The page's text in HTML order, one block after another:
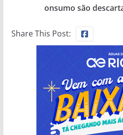
onsumo são
Share This Post: